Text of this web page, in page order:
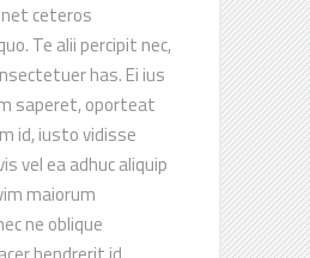
ceteros
Te alii percipit nec,
has. Ei ius
saperet, oporteat
id, iusto vidisse
vel ea adhuc aliquip
maiorum
ne oblique